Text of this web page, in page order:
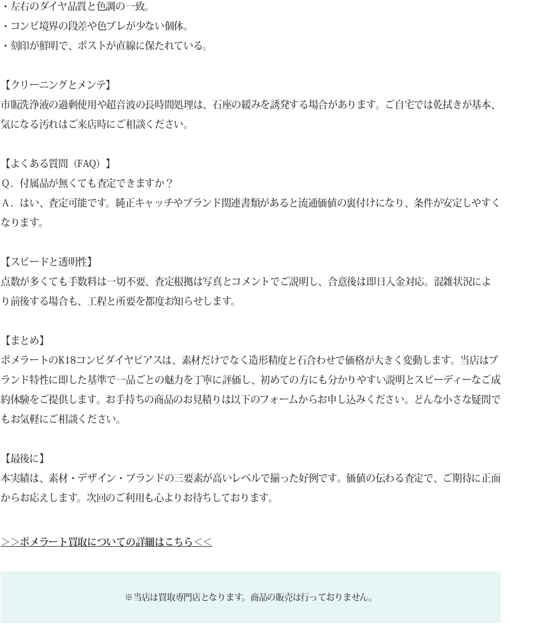
・左右のダイヤ品質と色調の一致。
・コンビ境界の段差や色ブレが少ない個体。
・刻印が鮮明で、ポストが直線に保たれている。
【クリーニングとメンテ】
市販洗浄液の過剰使用や超音波の長時間処理は、石座の緩みを誘発する場合があります。ご自宅では乾拭きが基本、
気になる汚れはご来店時にご相談ください。
【よくある質問（FAQ）】
Ｑ．付属品が無くても査定できますか？
Ａ．はい、査定可能です。純正キャッチやブランド関連書類があると流通価値の裏付けになり、条件が安定しやすく
なります。
【スピードと透明性】
点数が多くても手数料は一切不要、査定根拠は写真とコメントでご説明し、合意後は即日入金対応。混雑状況によ
り前後する場合も、工程と所要を都度お知らせします。
【まとめ】
ポメラートのK18コンビダイヤピアスは、素材だけでなく造形精度と石合わせで価格が大きく変動します。当店はブ
ランド特性に即した基準で一品ごとの魅力を丁寧に評価し、初めての方にも分かりやすい説明とスピーディーなご成
約体験をご提供します。お手持ちの商品のお見積りは以下のフォームからお申し込みください。どんな小さな疑問で
もお気軽にご相談ください。
【最後に】
本実績は、素材・デザイン・ブランドの三要素が高いレベルで揃った好例です。価値の伝わる査定で、ご期待に正面
からお応えします。次回のご利用も心よりお待ちしております。
＞＞ポメラート買取についての詳細はこちら＜＜
※当店は買取専門店となります。商品の販売は行っておりません。